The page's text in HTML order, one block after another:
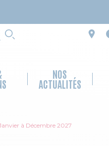
RECHERCHE
NOS
ACTUALITÉS
à Décembre 2027